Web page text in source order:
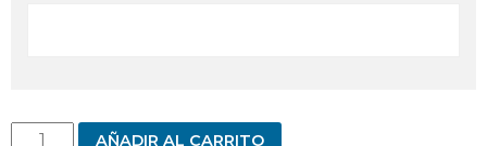
AÑADIR AL CARRITO